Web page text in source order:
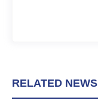
RELATED NEWS